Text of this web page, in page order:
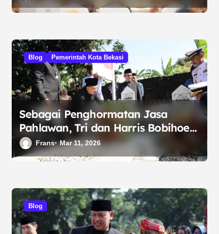
Blog Pemerintah Kota Bekasi
Sebagai Penghormatan Jasa
Pahlawan, Tri dan Harris Bobihoe
Sematkan Helm di Makam Matnuin
Hasibuan.
Frans Mar 11, 2026
Blog